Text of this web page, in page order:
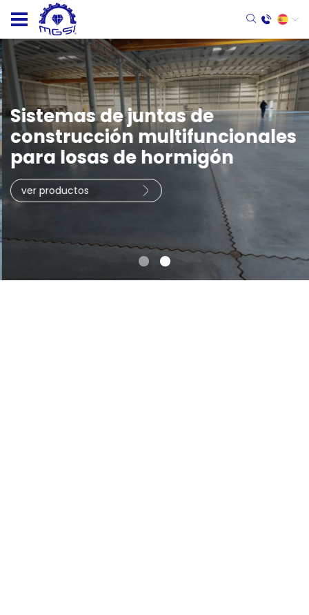
Sistemas de juntas de
construcción multifuncionales
para losas de hormigón
ver productos